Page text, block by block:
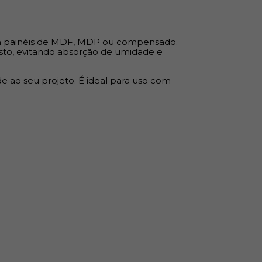
planejados
de MDF, MDP ou compensado.
evitando absorção de umidade e
ao seu projeto. É ideal para uso com